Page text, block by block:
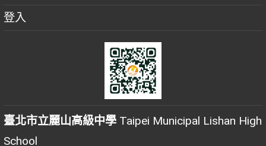
登入
臺北市立麗山高級中學 Taipei Municipal Lishan High
School